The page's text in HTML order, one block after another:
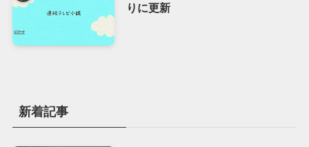
りに更新
新着記事